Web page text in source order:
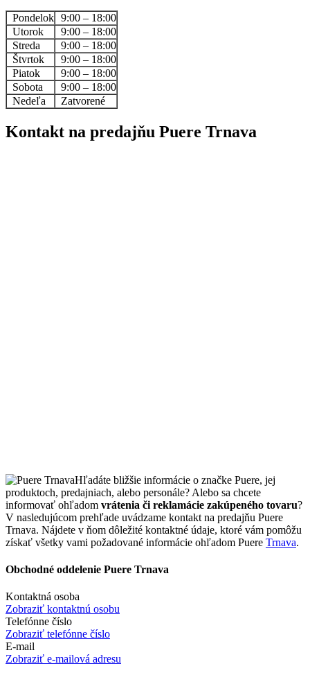
Pondelok 9:00 – 18:00
Utorok
9:00 – 18:00
Streda
9:00 – 18:00
Štvrtok
9:00 – 18:00
Piatok
9:00 – 18:00
Sobota
9:00 – 18:00
Nedeľa
Zatvorené
Kontakt na predajňu Puere Trnava
Hľadáte bližšie informácie o značke Puere, jej
produktoch, predajniach, alebo personále? Alebo sa chcete
informovať ohľadom vrátenia či reklamácie zakúpeného tovaru?
V nasledujúcom prehľade uvádzame kontakt na predajňu Puere
Trnava. Nájdete v ňom dôležité kontaktné údaje, ktoré vám pomôžu
získať všetky vami požadované informácie ohľadom Puere Trnava.
Obchodné oddelenie Puere Trnava
Kontaktná osoba
Zobraziť kontaktnú osobu
Telefónne číslo
Zobraziť telefónne číslo
E-mail
Zobraziť e-mailová adresu